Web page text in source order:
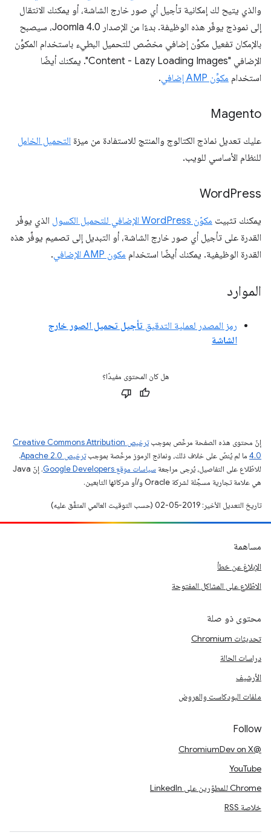
والذي يتيح لك إمكانية تأجيل أي صور خارج الشاشة، أو يمكنك الانتقال
إلى نموذج يوفّر هذه الوظيفة. بدءًا من الإصدار Joomla 4.0، سيصبح
بالإمكان تفعيل مكوِّن إضافي مخصّص للتحميل البطيء باستخدام المكوِّن
الإضافي "Content - Lazy Loading Images". يمكنك أيضًا
استخدام مكوِّن AMP إضافي .
Magento
عليك تعديل نماذج الكتالوج والمنتج للاستفادة من ميزة التحميل الخامل
للنظام الأساسي للويب.
WordPress
يمكنك تثبيت مكوّن WordPress الإضافي للتحميل الكسول
الذي يوفّر
القدرة على تأجيل أي صور خارج الشاشة، أو التبديل إلى تصميم يوفِّر هذه
القدرة الوظيفية. يمكنك أيضًا استخدام مكون AMP الإضافي .
الموارد
رمز المصدر لعملية التدقيق تأجيل تحميل الصور خارج
الشاشة
هل كان المحتوى مفيدًا؟
إنّ محتوى هذه الصفحة مرخّص بموجب
ترخيص Creative Commons Attribution
4.0‏ ما لم يُنصّ على خلاف ذلك، ونماذج الرموز مرخّصة بموجبترخيص Apache 2.0‏
.
للاطّلاع على التفاصيل، يُرجى مراجعة سياسات موقع Google Developers‏
. إنّ Java
هي علامة تجارية مسجَّلة لشركة Oracle و/أو شركائها التابعين.
تاريخ التعديل الأخير: 2019-05-02 (حسب التوقيت العالمي المتفَّق عليه)
مساهمة
الإبلاغ عن خطأ
الاطّلاع على المشاكل المفتوحة
محتوى ذو صلة
تحديثات Chromium
دراسات الحالة
الأرشيف
ملفات البودكاست والعروض
Follow
@ChromiumDev on X
YouTube
Chrome للمطوّرين على LinkedIn
خلاصة RSS